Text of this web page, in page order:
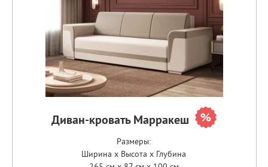
Диван-кровать Марракеш
Размеры:
Ширина x Высота x Глубина